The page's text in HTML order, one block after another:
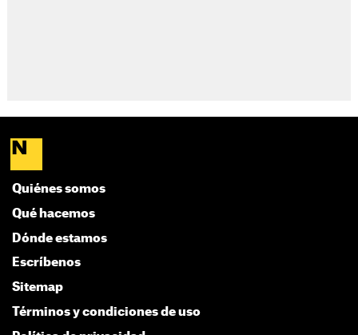
Quiénes somos
Qué hacemos
Dónde estamos
Escríbenos
Sitemap
Términos y condiciones de uso